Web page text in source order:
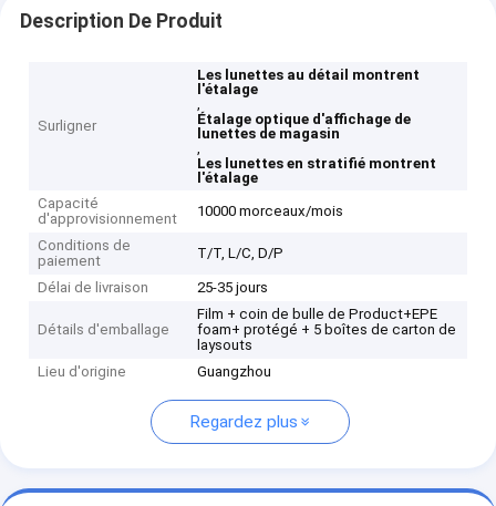
Description De Produit
Surligner
Les lunettes au détail montrent
l'étalage
,
Étalage optique d'affichage de
lunettes de magasin
,
Les lunettes en stratifié montrent
l'étalage
Capacité
d'approvisionnement
10000 morceaux/mois
Conditions de
paiement
T/T, L/C, D/P
Délai de livraison 25-35 jours
Détails d'emballage
Film + coin de bulle de Product+EPE
foam+ protégé + 5 boîtes de carton de
laysouts
Lieu d'origine
Guangzhou
Regardez plus